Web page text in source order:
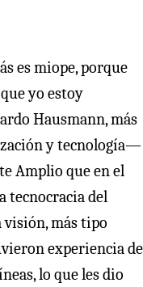
es miope, porque
yo estoy
Hausmann, más
y tecnología—
Amplio que en el
tecnocracia del
visión, más tipo
experiencia de
lo que les dio